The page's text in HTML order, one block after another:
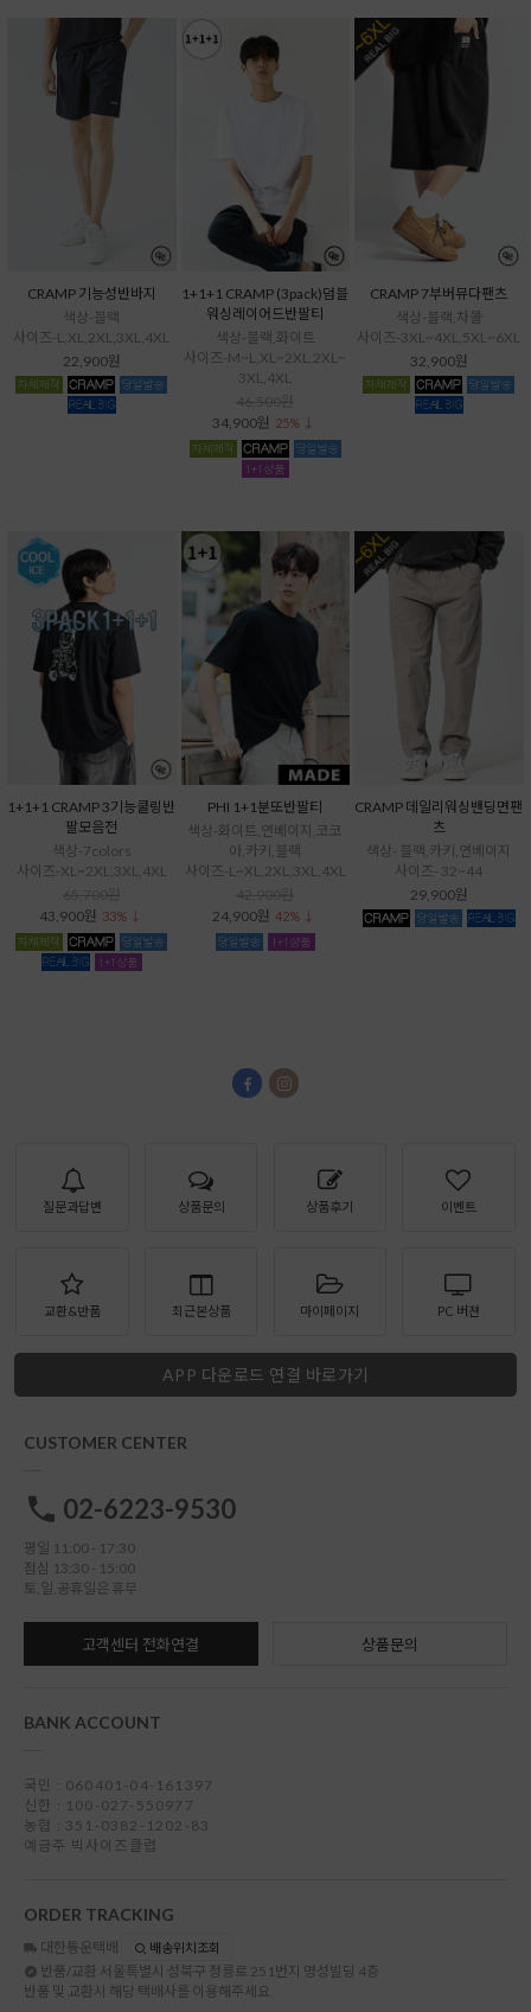
CRAMP 기능성반바지
색상-블랙
사이즈-L,XL,2XL,3XL,4XL
22,900원
1+1+1 CRAMP (3pack)덤블
워싱레이어드반팔티
색상-블랙,화이트
사이즈-M~L,XL~2XL,2XL~
3XL,4XL
34,900원 25% ↓
CRAMP 7부버뮤다팬츠
색상-블랙,차콜
사이즈-3XL~4XL,5XL~6XL
32,900원
1+1+1 CRAMP 3기능쿨링반
팔모음전
색상-7colors
사이즈-XL~2XL,3XL,4XL
43,900원 33% ↓
PHI 1+1분또반팔티
색상-화이트,연베이지,코코
아,카키,블랙
사이즈-L~XL,2XL,3XL,4XL
24,900원 42% ↓
CRAMP 데일리워싱밴딩면팬
츠
색상- 블랙,카키,연베이지
사이즈- 32~44
29,900원
질문과답변 상품문의 상품후기 이벤트
교환&반품 최근본상품 마이페이지 PC 버젼
APP 다운로드 연결 바로가기
CUSTOMER CENTER
02-6223-9530
평일 11:00 - 17:30
점심 13:30 - 15:00
토,일,공휴일은 휴무
고객센터 전화연결 상품문의
BANK ACCOUNT
국민 : 060401-04-161397
신한 : 100-027-550977
농협 : 351-0382-1202-83
예금주 빅사이즈클럽
ORDER TRACKING
대한통운택배 배송위치조회
반품/교환 서울특별시 성북구 정릉로 251번지 명성빌딩 4층
반품 및 교환시 해당 택배사를 이용해주세요.